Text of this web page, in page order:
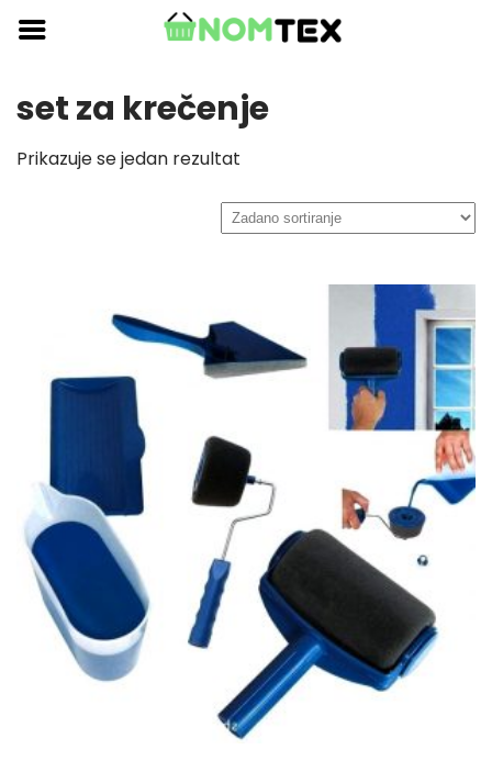
Skip
content
set za krečenje
Prikazuje se jedan rezultat